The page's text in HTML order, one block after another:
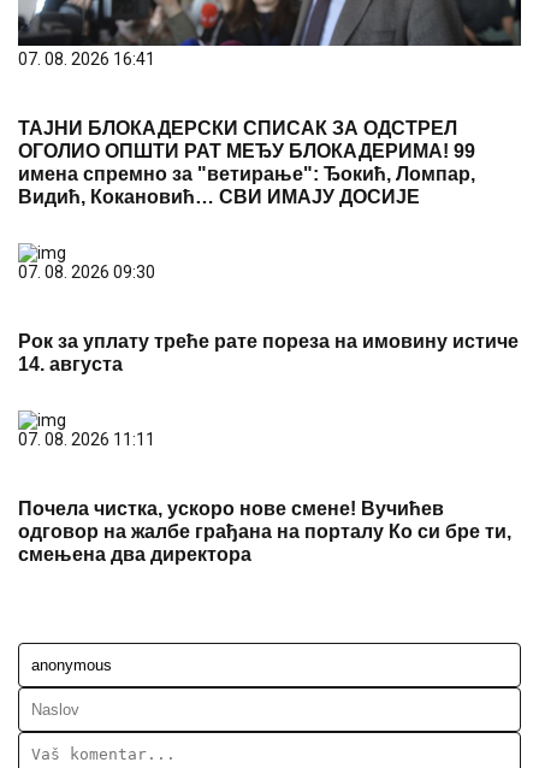
07. 08. 2026 16:41
ТАЈНИ БЛОКАДЕРСКИ СПИСАК ЗА ОДСТРЕЛ
ОГОЛИО ОПШТИ РАТ МЕЂУ БЛОКАДЕРИМА! 99
имена спремно за "ветирање": Ђокић, Ломпар,
Видић, Кокановић… СВИ ИМАЈУ ДОСИЈЕ
07. 08. 2026 09:30
Рок за уплату треће рате пореза на имовину истиче
14. августа
07. 08. 2026 11:11
Почела чистка, ускоро нове смене! Вучићев
одговор на жалбе грађана на порталу Ко си бре ти,
смењена два директора